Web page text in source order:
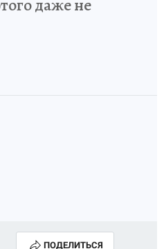
даже не
ПОДЕЛИТЬСЯ